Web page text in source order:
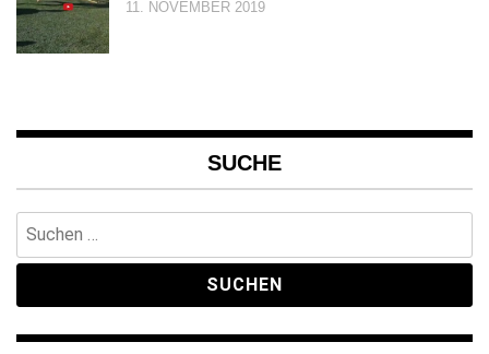
11. NOVEMBER 2019
SUCHE
nach: